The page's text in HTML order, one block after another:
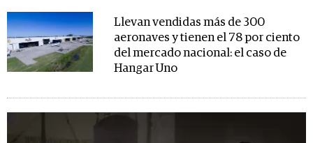
Llevan vendidas más de 300
aeronaves y tienen el 78 por ciento
del mercado nacional: el caso de
Hangar Uno